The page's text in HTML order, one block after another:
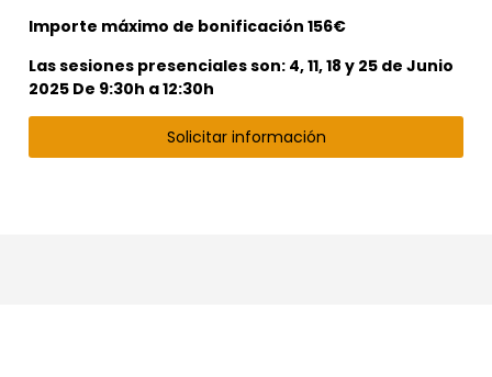
Importe máximo de bonificación 156€
Las sesiones presenciales son: 4, 11, 18 y 25 de Junio
2025 De 9:30h a 12:30h
Solicitar información